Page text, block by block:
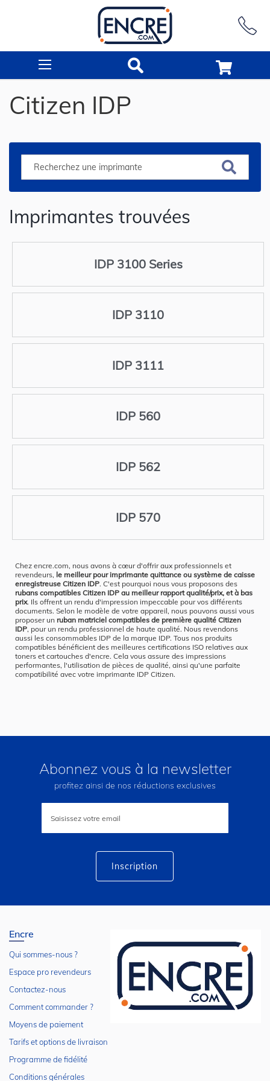
Citizen IDP
Imprimantes trouvées
IDP 3100 Series
IDP 3110
IDP 3111
IDP 560
IDP 562
IDP 570
Chez encre.com, nous avons à cœur d'offrir aux professionnels et
revendeurs, le meilleur pour imprimante quittance ou système de caisse
enregistreuse Citizen IDP. C'est pourquoi nous vous proposons des
rubans compatibles Citizen IDP au meilleur rapport qualité/prix, et à bas
prix. Ils offrent un rendu d'impression impeccable pour vos différents
documents. Selon le modèle de votre appareil, nous pouvons aussi vous
proposer un ruban matriciel compatibles de première qualité Citizen
IDP, pour un rendu professionnel de haute qualité. Nous revendons
aussi les consommables IDP de la marque IDP. Tous nos produits
compatibles bénéficient des meilleures certifications ISO relatives aux
toners et cartouches d'encre. Cela vous assure des impressions
performantes, l'utilisation de pièces de qualité, ainsi qu'une parfaite
compatibilité avec votre imprimante IDP Citizen.
Abonnez vous à la newsletter
profitez ainsi de nos réductions exclusives
lettre
Inscription
Encre
Qui sommes-nous ?
Espace pro revendeurs
Contactez-nous
Comment commander ?
Moyens de paiement
Tarifs et options de livraison
Programme de fidélité
Conditions générales